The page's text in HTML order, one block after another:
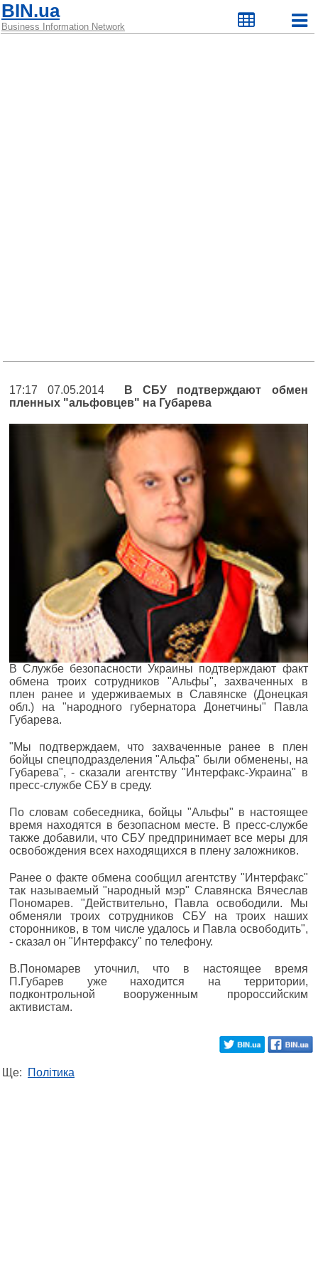
BIN.ua
Business Information Network
17:17 07.05.2014
В СБУ подтверждают обмен
пленных "альфовцев" на Губарева
В Службе безопасности Украины подтверждают факт
обмена троих сотрудников "Альфы", захваченных в
плен ранее и удерживаемых в Славянске (Донецкая
обл.) на "народного губернатора Донетчины" Павла
Губарева.
"Мы подтверждаем, что захваченные ранее в плен
бойцы спецподразделения "Альфа" были обменены, на
Губарева", - сказали агентству "Интерфакс-Украина" в
пресс-службе СБУ в среду.
По словам собеседника, бойцы "Альфы" в настоящее
время находятся в безопасном месте. В пресс-службе
также добавили, что СБУ предпринимает все меры для
освобождения всех находящихся в плену заложников.
Ранее о факте обмена сообщил агентству "Интерфакс"
так называемый "народный мэр" Славянска Вячеслав
Пономарев. "Действительно, Павла освободили. Мы
обменяли троих сотрудников СБУ на троих наших
сторонников, в том числе удалось и Павла освободить",
- сказал он "Интерфаксу" по телефону.
В.Пономарев уточнил, что в настоящее время
П.Губарев уже находится на территории,
подконтрольной вооруженным пророссийским
активистам.
Ще: Політика